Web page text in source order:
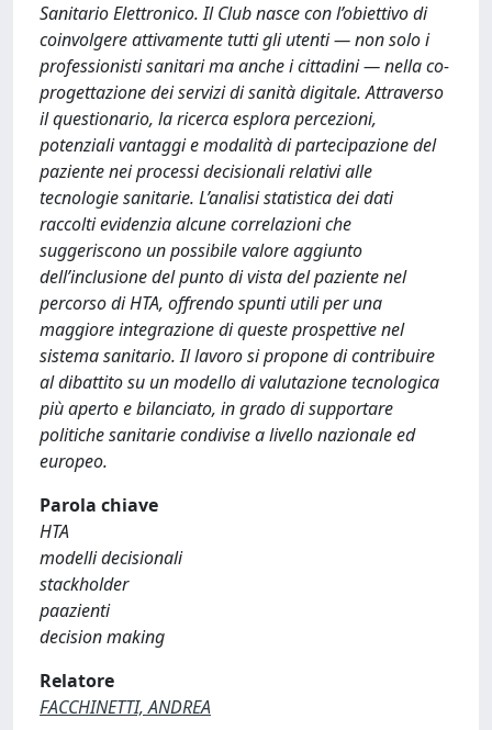
Sanitario Elettronico. Il Club nasce con l’obiettivo di
coinvolgere attivamente tutti gli utenti — non solo i
professionisti sanitari ma anche i cittadini — nella co-
progettazione dei servizi di sanità digitale. Attraverso
il questionario, la ricerca esplora percezioni,
potenziali vantaggi e modalità di partecipazione del
paziente nei processi decisionali relativi alle
tecnologie sanitarie. L’analisi statistica dei dati
raccolti evidenzia alcune correlazioni che
suggeriscono un possibile valore aggiunto
dell’inclusione del punto di vista del paziente nel
percorso di HTA, offrendo spunti utili per una
maggiore integrazione di queste prospettive nel
sistema sanitario. Il lavoro si propone di contribuire
al dibattito su un modello di valutazione tecnologica
più aperto e bilanciato, in grado di supportare
politiche sanitarie condivise a livello nazionale ed
europeo.
Parola chiave
HTA
modelli decisionali
stackholder
paazienti
decision making
Relatore
FACCHINETTI, ANDREA